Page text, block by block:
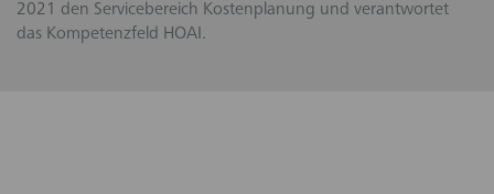
2021 den Servicebereich Kostenplanung und verantwortet
das Kompetenzfeld HOAI.